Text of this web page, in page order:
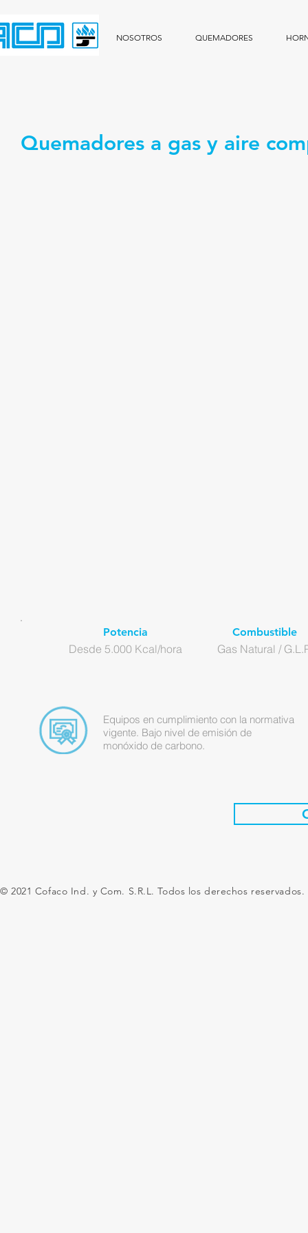
NOSOTROS QUEMADORES
Quemadores a gas y aire
Combustible
Gas Natural /
Potencia
Desde 5.000 Kcal/hora
Equipos en cumplimiento con la normativa
vigente. Bajo nivel de emisión de
monóxido de carbono.
© 2021 Cofaco Ind. y Com. S.R.L. Todos los derechos reservados.